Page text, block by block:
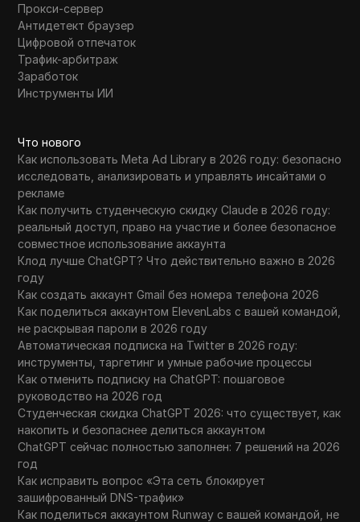
Прокси-сервер
Антидетект браузер
Цифровой отпечаток
Трафик-арбитраж
Заработок
Инструменты ИИ
Что нового
Как использовать Meta Ad Library в 2026 году: безопасно
исследовать, анализировать и управлять инсайтами о
рекламе
Как получить студенческую скидку Claude в 2026 году:
реальный доступ, право на участие и более безопасное
совместное использование аккаунта
Клод лучше ChatGPT? Что действительно важно в 2026
году
Как создать аккаунт Gmail без номера телефона 2026
Как поделиться аккаунтом ElevenLabs с вашей командой,
не раскрывая пароли в 2026 году
Автоматическая подписка на Twitter в 2026 году:
инструменты, таргетинг и умные рабочие процессы
Как отменить подписку на ChatGPT: пошаговое
руководство на 2026 год
Студенческая скидка ChatGPT 2026: что существует, как
накопить и безопаснее делиться аккаунтом
ChatGPT сейчас полностью заполнен: 7 решений на 2026
год
Как исправить вопрос «Эта сеть блокирует
зашифрованный DNS-трафик»
Как поделиться аккаунтом Runway с вашей командой, не